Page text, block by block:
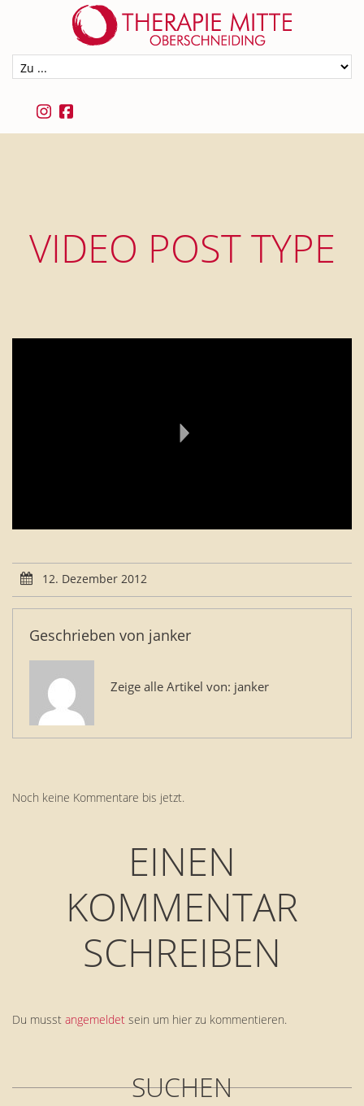
VIDEO POST TYPE
12. Dezember 2012
Geschrieben von janker
Zeige alle Artikel von: janker
Noch keine Kommentare bis jetzt.
EINEN
KOMMENTAR
SCHREIBEN
Du musst angemeldet sein um hier zu kommentieren.
SUCHEN